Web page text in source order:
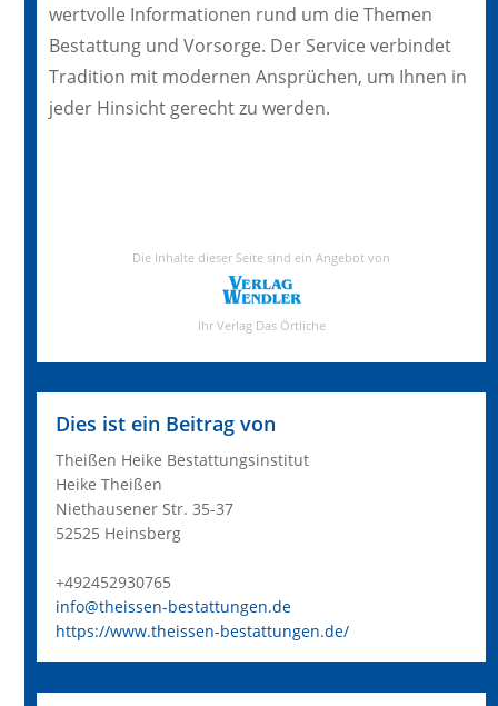
wertvolle Informationen rund um die Themen
Bestattung und Vorsorge. Der Service verbindet
Tradition mit modernen Ansprüchen, um Ihnen in
jeder Hinsicht gerecht zu werden.
Dies ist ein Beitrag von
Theißen Heike Bestattungsinstitut
Heike Theißen
Niethausener Str. 35-37
52525 Heinsberg
+492452930765
info@theissen-bestattungen.de
https://www.theissen-bestattungen.de/